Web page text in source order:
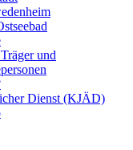
und
Dienst (KJÄD)